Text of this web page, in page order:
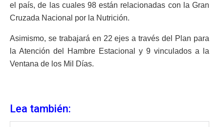
el país, de las cuales 98 están relacionadas con la Gran
Cruzada Nacional por la Nutrición.
Asimismo, se trabajará en 22 ejes a través del Plan para
la Atención del Hambre Estacional y 9 vinculados a la
Ventana de los Mil Días.
Lea también: